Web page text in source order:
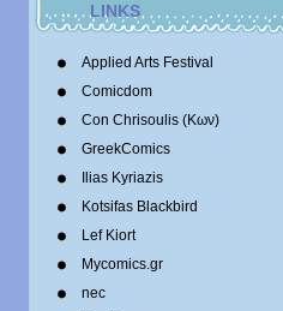
LINKS
Applied Arts Festival
Comicdom
Con Chrisoulis (Κων)
GreekComics
Ilias Kyriazis
Kotsifas Blackbird
Lef Kiort
Mycomics.gr
nec